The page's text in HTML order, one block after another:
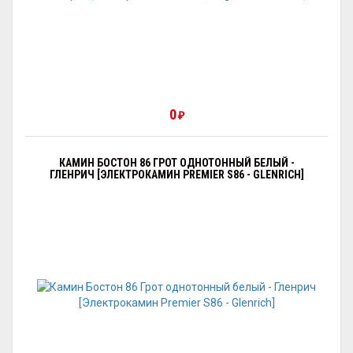
0₽
КАМИН БОСТОН 86 ГРОТ ОДНОТОННЫЙ БЕЛЫЙ -
ГЛЕНРИЧ [ЭЛЕКТРОКАМИН PREMIER S86 - GLENRICH]